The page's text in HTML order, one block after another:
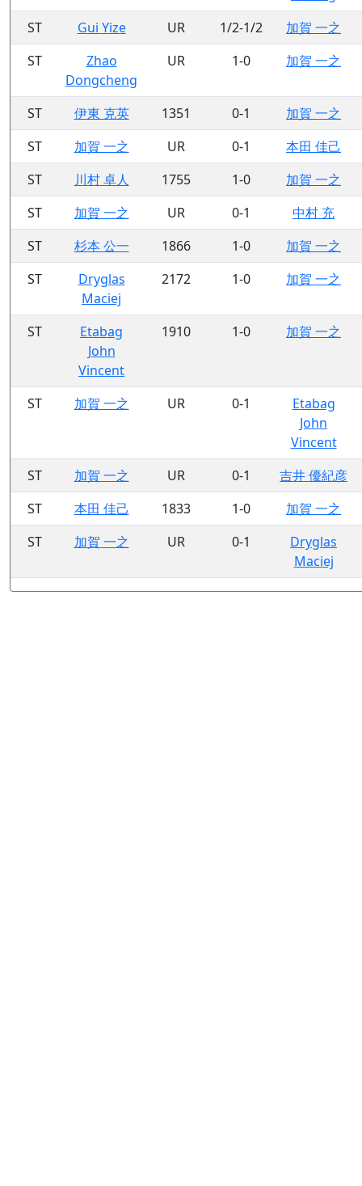
ST
Gui Yize UR 1/2-1/2
加賀 一之
ST
Zhao
Dongcheng
UR 1-0 加賀 一之
ST 伊東 克英 1351 0-1
加賀 一之
ST
加賀 一之 UR 0-1
本田 佳己
ST
川村 卓人 1755 1-0
加賀 一之
ST
加賀 一之 UR 0-1
中村 充
ST
杉本 公一 1866 1-0
加賀 一之
ST
Dryglas
Maciej
2172 1-0 加賀 一之
ST
Etabag
John
Vincent
1910 1-0 加賀 一之
ST 加賀 一之 UR 0-1
Etabag
John
Vincent
ST
加賀 一之 UR 0-1
吉井 優紀彦
ST
本田 佳己 1833 1-0
加賀 一之
ST
加賀 一之 UR 0-1
Dryglas
Maciej